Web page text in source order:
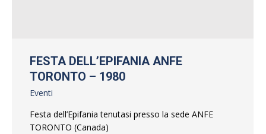
FESTA DELL’EPIFANIA ANFE
TORONTO – 1980
Eventi
Festa dell’Epifania tenutasi presso la sede ANFE
TORONTO (Canada)